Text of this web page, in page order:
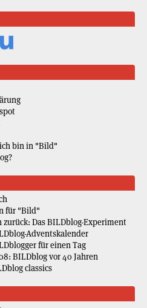
bin in "Bild"
für "Bild"
Das BILDblog-Experiment
Adventskalender
für einen Tag
BILDblog vor 40 Jahren
classics